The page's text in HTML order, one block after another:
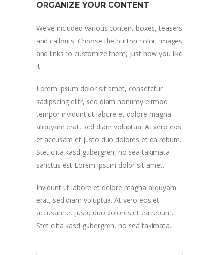
ORGANIZE YOUR CONTENT
We’ve included various content boxes, teasers
and callouts. Choose the button color, images
and links to customize them, just how you like
it.
Lorem ipsum dolor sit amet, consetetur
sadipscing elitr, sed diam nonumy eirmod
tempor invidunt ut labore et dolore magna
aliquyam erat, sed diam voluptua. At vero eos
et accusam et justo duo dolores et ea rebum.
Stet clita kasd gubergren, no sea takimata
sanctus est Lorem ipsum dolor sit amet.
Invidunt ut labore et dolore magna aliquyam
erat, sed diam voluptua. At vero eos et
accusam et justo duo dolores et ea rebum.
Stet clita kasd gubergren, no sea takimata.